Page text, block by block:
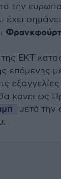
την
έχει
της ΕΚΤ
επόμενης
εξαγγελίες
κάνει ως
μετά την